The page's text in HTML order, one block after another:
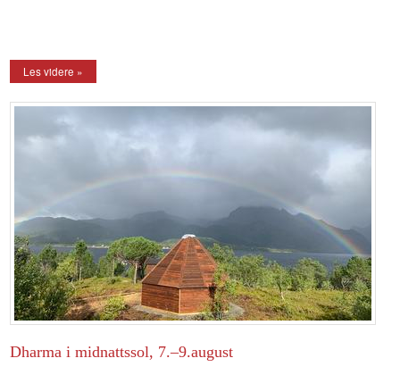
Les videre »
Dharma i midnattssol, 7.–9.august